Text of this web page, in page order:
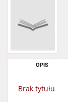
OPIS
Brak tytułu